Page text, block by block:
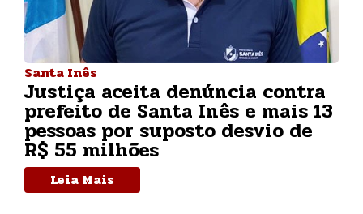
Santa Inês
Justiça aceita denúncia contra
prefeito de Santa Inês e mais 13
pessoas por suposto desvio de
R$ 55 milhões
Leia Mais